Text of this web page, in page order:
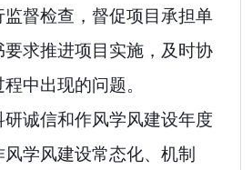
督检查，督促项目承担单
求推进项目实施，及时协
中出现的问题。
研诚信和作风学风建设年度
学风建设常态化、机制